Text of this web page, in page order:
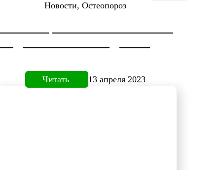
Новости, Остеопороз
Читать 13 апреля 2023